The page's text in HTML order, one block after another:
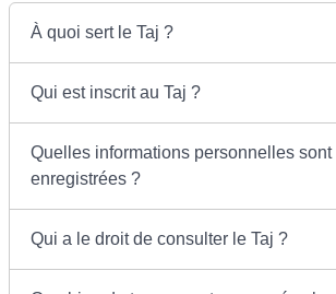
À quoi sert le Taj ?
Qui est inscrit au Taj ?
Quelles informations personnelles sont
enregistrées ?
Qui a le droit de consulter le Taj ?